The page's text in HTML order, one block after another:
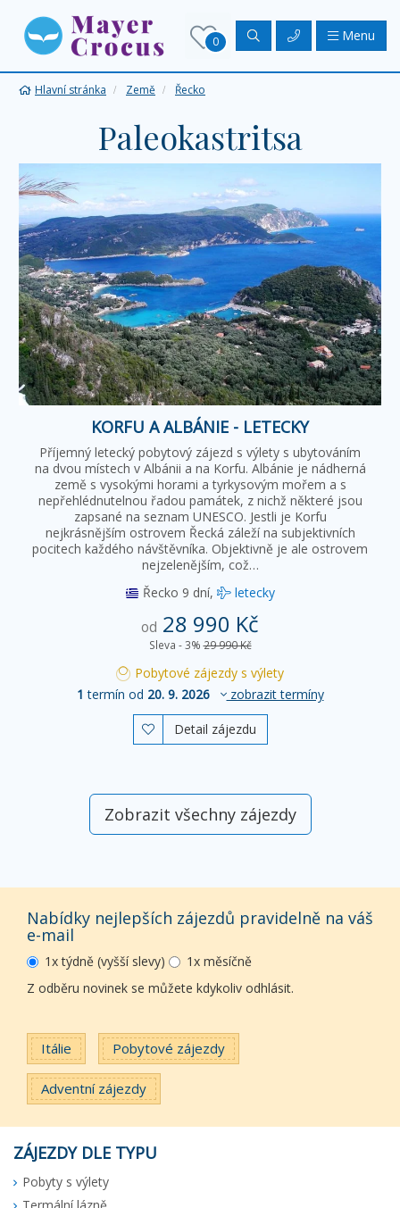
0 Menu
Hlavní stránka Země Řecko
Paleokastritsa
KORFU A ALBÁNIE - LETECKY
Příjemný letecký pobytový zájezd s výlety s ubytováním
na dvou místech v Albánii a na Korfu. Albánie je nádherná
země s vysokými horami a tyrkysovým mořem a s
nepřehlédnutelnou řadou památek, z nichž některé jsou
zapsané na seznam UNESCO. Jestli je Korfu
nejkrásnějším ostrovem Řecká záleží na subjektivních
pocitech každého návštěvníka. Objektivně je ale ostrovem
nejzelenějším, což…
Řecko 9 dní, letecky
od 28 990 Kč
Sleva - 3% 29 990 Kč
Pobytové zájezdy s výlety
1 termín od 20. 9. 2026 zobrazit termíny
 Detail zájezdu
Zobrazit všechny zájezdy
Nabídky nejlepších zájezdů pravidelně na váš
e-mail
1x týdně (vyšší slevy)
1x měsíčně
Z odběru novinek se můžete kdykoliv odhlásit.
Itálie Pobytové zájezdy
Adventní zájezdy
ZÁJEZDY DLE TYPU
Pobyty s výlety
Termální lázně